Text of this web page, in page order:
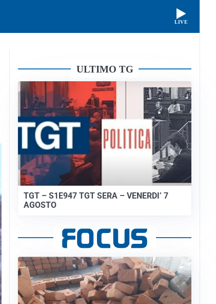
LIVE
ULTIMO TG
TGT – S1E947 TGT SERA – VENERDI’ 7
AGOSTO